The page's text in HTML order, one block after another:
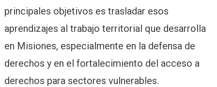
principales objetivos es trasladar esos
aprendizajes al trabajo territorial que desarrolla
en Misiones, especialmente en la defensa de
derechos y en el fortalecimiento del acceso a
derechos para sectores vulnerables.